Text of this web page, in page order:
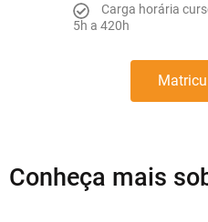
Carga horária
5h a 420h
Conheça mais